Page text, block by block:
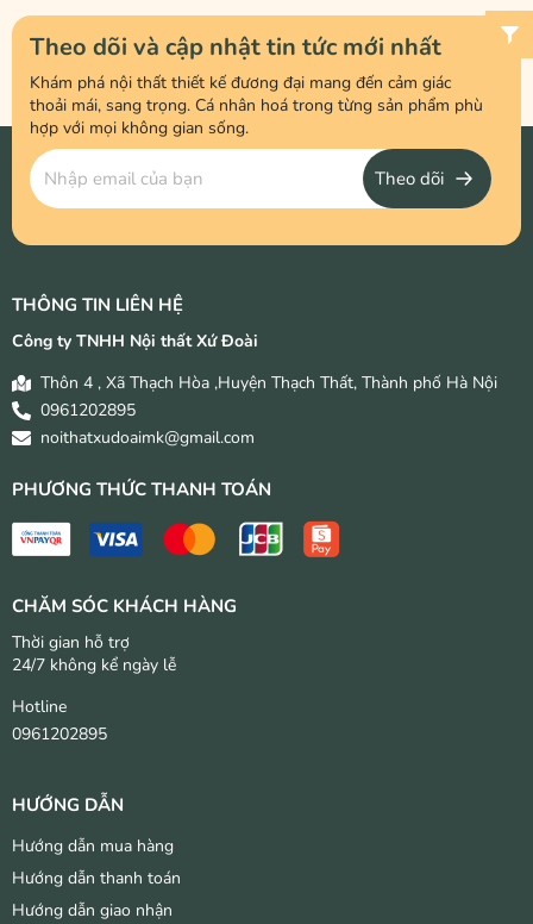
Theo dõi và cập nhật tin tức mới nhất
Khám phá nội thất thiết kế đương đại mang đến cảm giác
thoải mái, sang trọng. Cá nhân hoá trong từng sản phẩm phù
hợp với mọi không gian sống.
Theo dõi
THÔNG TIN LIÊN HỆ
Công ty TNHH Nội thất Xứ Đoài
Thôn 4 , Xã Thạch Hòa ,Huyện Thạch Thất, Thành phố Hà Nội
0961202895
noithatxudoaimk@gmail.com
PHƯƠNG THỨC THANH TOÁN
CHĂM SÓC KHÁCH HÀNG
Thời gian hỗ trợ
24/7 không kể ngày lễ
Hotline
0961202895
HƯỚNG DẪN
Hướng dẫn mua hàng
Hướng dẫn thanh toán
Hướng dẫn giao nhận